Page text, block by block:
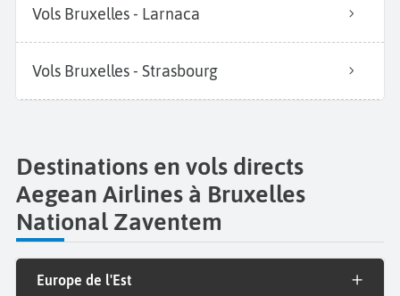
Vols Bruxelles - Larnaca
Vols Bruxelles - Strasbourg
Destinations en vols directs
Aegean Airlines à Bruxelles
National Zaventem
Europe de l'Est